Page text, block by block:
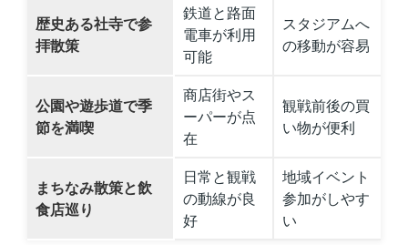
歴史ある社寺で参
拝散策
鉄道と路面
電車が利用
可能
スタジアムへ
の移動が容易
公園や遊歩道で季
節を満喫
商店街やス
ーパーが点
在
観戦前後の買
い物が便利
まちなみ散策と飲
食店巡り
日常と観戦
の動線が良
好
地域イベント
参加がしやす
い